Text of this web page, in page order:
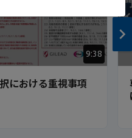
9:38
における重視事項